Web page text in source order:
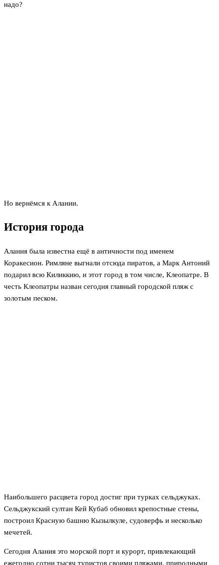
надо?
Но вернёмся к Алании.
История города
Алания была известна ещё в античности под именем
Коракесион. Римляне выгнали отсюда пиратов, а Марк Антоний
подарил всю Киликкию, и этот город в том числе, Клеопатре. В
честь Клеопатры назван сегодня главный городской пляж с
золотым песком.
Наибольшего расцвета город достиг при турках сельджуках.
Сельджукский султан Кей Кубаб обновил крепостные стены,
построил Красную башню Кызылкуле, судоверфь и несколько
мечетей.
Сегодня Алания это морской порт и курорт, привлекающий
ежегодно сотни тысяч туристов своими пляжами, природными